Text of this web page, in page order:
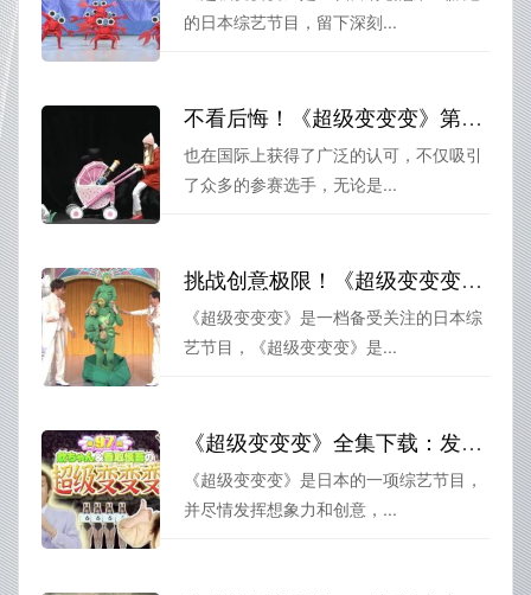
的日本综艺节目，留下深刻...
不看后悔！《超级变变变》第90回参赛选手舞台上的绝妙变身
也在国际上获得了广泛的认可，不仅吸引
了众多的参赛选手，无论是...
挑战创意极限！《超级变变变》第90届变身秀轮番上演
《超级变变变》是一档备受关注的日本综
艺节目，《超级变变变》是...
《超级变变变》全集下载：发挥无限创意，变幻莫测的扮装秀
《超级变变变》是日本的一项综艺节目，
并尽情发挥想象力和创意，...